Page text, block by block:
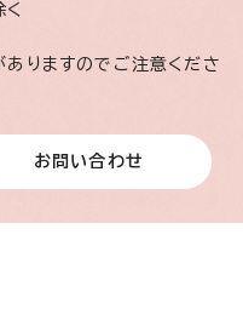
りますのでご注意くださ
お問い合わせ